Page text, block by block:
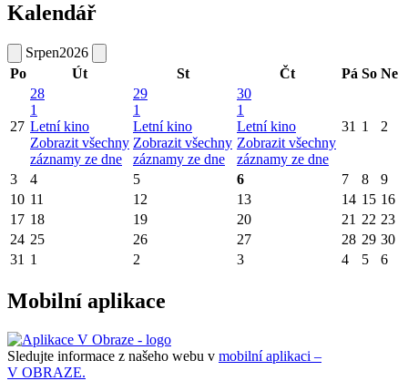
Kalendář
Srpen2026
Po
Út St Čt Pá So Ne
27
28
1
Letní kino
Zobrazit všechny
záznamy ze dne
29
1
Letní kino
Zobrazit všechny
záznamy ze dne
30
1
Letní kino
Zobrazit všechny
záznamy ze dne
31 1 2
3 4 5 6 7 8
9
10 11 12 13 14 15 16
17 18 19 20 21 22 23
24 25 26 27 28 29 30
31 1 2 3 4 5 6
Mobilní aplikace
Sledujte informace z našeho webu v mobilní aplikaci –
V OBRAZE.